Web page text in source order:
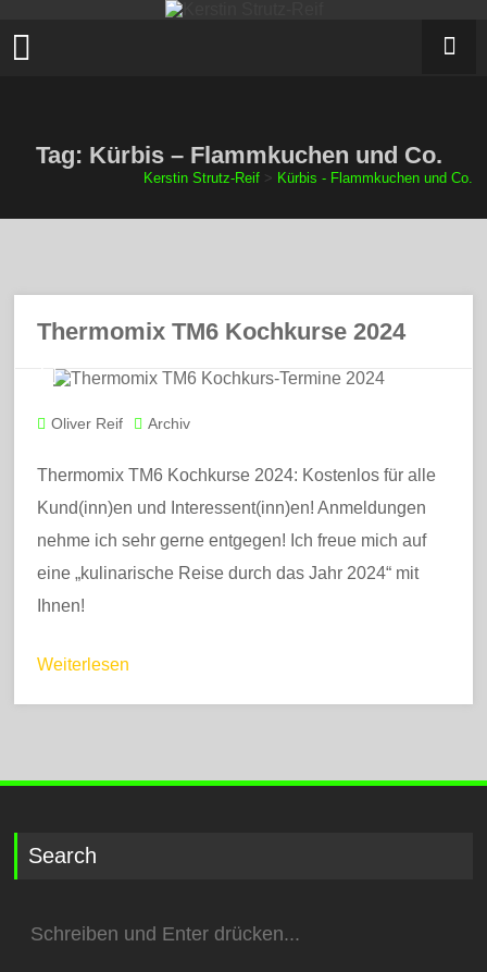
Tag: Kürbis – Flammkuchen und Co.
Kerstin Strutz-Reif> Kürbis - Flammkuchen und Co.
Thermomix TM6 Kochkurse 2024
Oliver Reif Archiv
Thermomix TM6 Kochkurse 2024: Kostenlos für alle
Kund(inn)en und Interessent(inn)en! Anmeldungen
nehme ich sehr gerne entgegen! Ich freue mich auf
eine „kulinarische Reise durch das Jahr 2024“ mit
Ihnen!
Weiterlesen
Search
nach: